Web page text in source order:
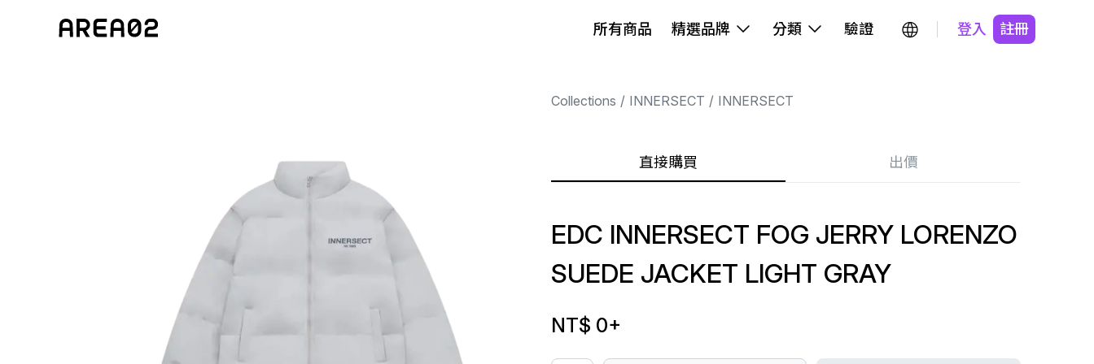
所有商品 精選品牌 分類 驗證 登入 註冊
Collections INNERSECT INNERSECT
直接購買 出價
EDC INNERSECT FOG JERRY LORENZO
SUEDE JACKET LIGHT GRAY
NT$ 0+